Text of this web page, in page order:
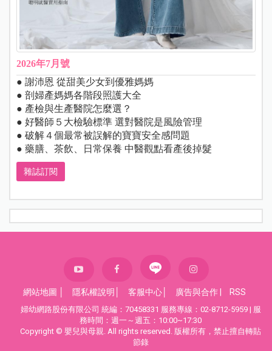
2026年7月號
● 謝沛恩 從甜美少女到優雅媽媽
● 剖婦產媽媽各階段照護大全
● 產檢與生產醫院怎麼選？
● 好醫師５大檢驗標準 選對醫院是風險管理
● 破解４個最常被誤解的寶寶安全感問題
● 藥膳、茶飲、日常保養 中醫觀點看產後掉髮
雜誌訂閱
網站地圖 隱私權說明 客服中心 廣告與合作 RSS
婦幼網路股份有限公司 統編：70458331 服務專線：02-8712-5959 | 服
務時間：週一～週五：10:00~17:30
Copyright © 嬰兒與母親. All rights reserved. 版權所有，禁止擅自轉貼
節錄